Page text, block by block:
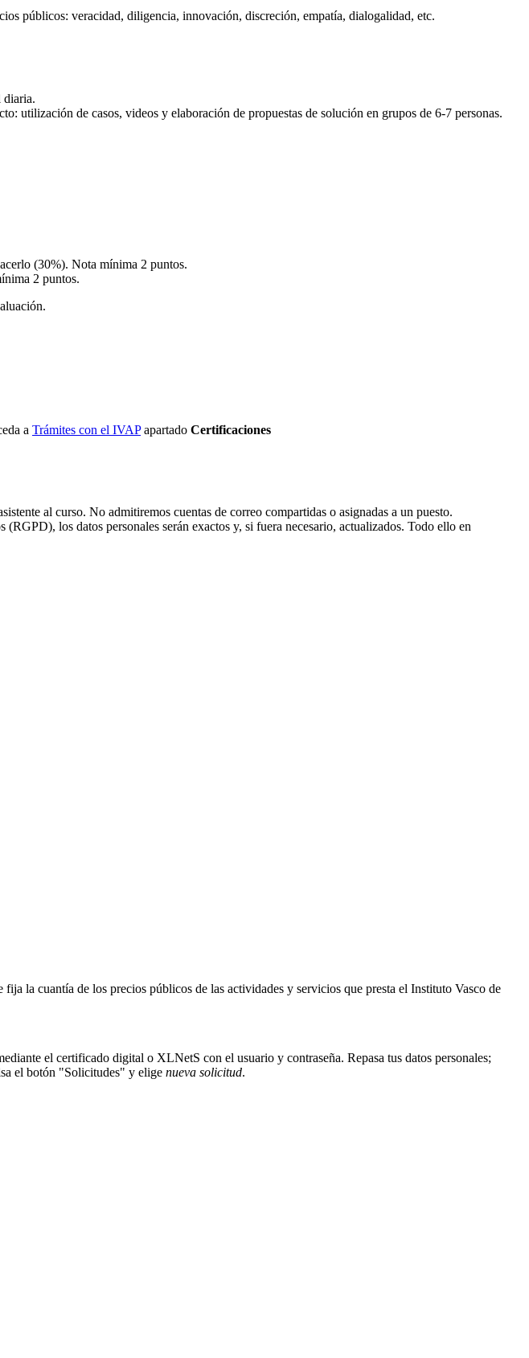
públicos: veracidad, diligencia, innovación, discreción, empatía, dialogalidad, etc.
diaria.
utilización de casos, videos y elaboración de propuestas de solución en grupos de 6-7 personas.
(30%). Nota mínima 2 puntos.
2 puntos.
a Trámites con el IVAPapartado Certificaciones
al curso. No admitiremos cuentas de correo compartidas o asignadas a un puesto.
los datos personales serán exactos y, si fuera necesario, actualizados. Todo ello en
la cuantía de los precios públicos de las actividades y servicios que presta el Instituto Vasco de
el certificado digital o XLNetS con el usuario y contraseña. Repasa tus datos personales;
el botón "Solicitudes" y elige nueva solicitud.